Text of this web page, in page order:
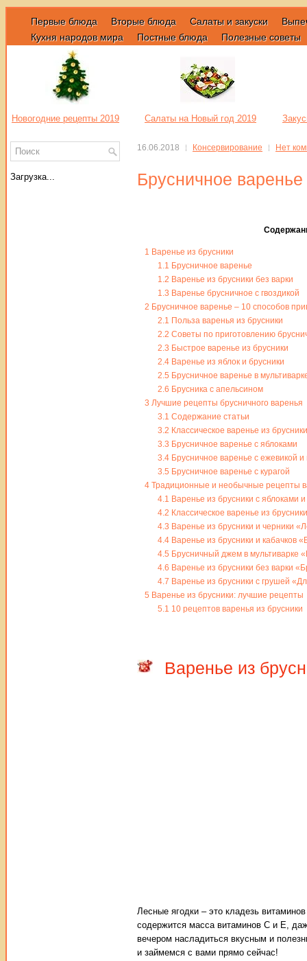
Первые блюда Вторые блюда Салаты и закуски
Кухня народов мира
Постные блюда Полезные советы
Новогодние рецепты 2019 Салаты на Новый год 2019
16.06.2018 Консервирование Нет
Брусничное варенье
1 Варенье из брусники
1.1 Брусничное варенье
1.2 Варенье из брусники без варки
1.3 Варенье брусничное с гвоздикой
2 Брусничное варенье – 10 способов
2.1 Польза варенья из брусники
2.2 Советы по приготовлению
2.3 Быстрое варенье из брусники
2.4Варенье из яблок и брусники
2.5 Брусничное варенье в
2.6 Брусника с апельсином
3 Лучшие рецепты брусничного варенья
3.1 Содержание статьи
3.2 Классическое варенье из брусники
3.3 Брусничное варенье с яблоками
3.4Брусничное варенье с ежевикой
3.5 Брусничное варенье с курагой
4 Традиционные и необычные рецепты
4.1 Варенье из брусники с яблоками
4.2 Классическое варенье из
4.3 Варенье из брусники и черники
4.4Варенье из брусники и кабачков
4.5 Брусничный джем в мультиварке
4.6 Варенье из брусники без варки
4.7 Варенье из брусники с грушей
5 Варенье из брусники: лучшие рецепты
5.1 10 рецептов варенья из брусники
Варенье из
Лесные ягодки – это кладезь
содержится масса витаминов С и Е,
вечером насладиться вкусным и
и займемся с вами прямо сейчас!
Загрузка...